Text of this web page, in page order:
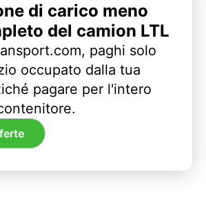
di carico meno
del camion LTL
paghi solo
occupato dalla tua
pagare per l'intero